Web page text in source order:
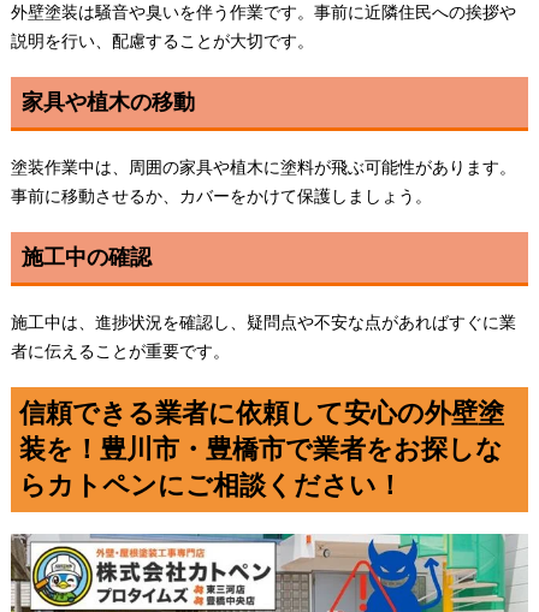
外壁塗装は騒音や臭いを伴う作業です。事前に近隣住民への挨拶や
説明を行い、配慮することが大切です。
家具や植木の移動
塗装作業中は、周囲の家具や植木に塗料が飛ぶ可能性があります。
事前に移動させるか、カバーをかけて保護しましょう。
施工中の確認
施工中は、進捗状況を確認し、疑問点や不安な点があればすぐに業
者に伝えることが重要です。
信頼できる業者に依頼して安心の外壁塗
装を！豊川市・豊橋市で業者をお探しな
らカトペンにご相談ください！